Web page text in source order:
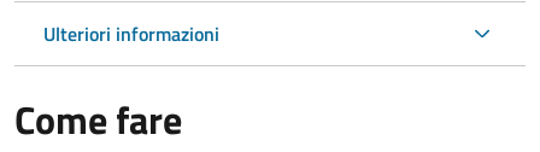
Ulteriori informazioni
Come fare